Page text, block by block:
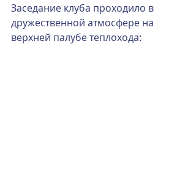
Заседание клуба проходило в
дружественной атмосфере на
верхней палубе теплохода: